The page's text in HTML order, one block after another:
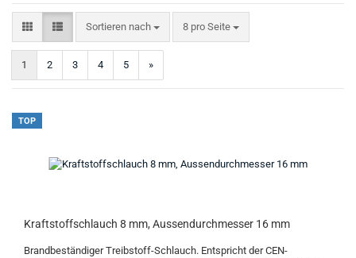
Sortieren nach
Sortieren nach 8 pro Seite
pro Seite
1 2 3 4 5 »
TOP
Kraftstoffschlauch 8 mm, Aussendurchmesser 16 mm
Brandbeständiger Treibstoff-Schlauch. Entspricht der CEN-